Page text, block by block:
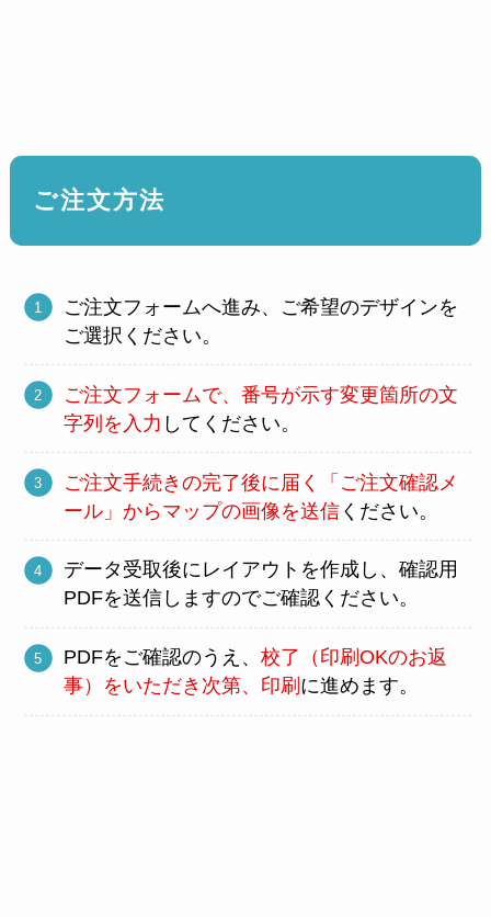
ご注文方法
ご注文フォームへ進み、ご希望のデザインを
ご選択ください。
ご注文フォームで、番号が示す変更箇所の文
字列を入力 してください。
ご注文手続きの完了後に届く「ご注文確認メ
ール」からマップの画像を送信 ください。
データ受取後にレイアウトを作成し、確認用
PDFを送信しますのでご確認ください。
PDFをご確認のうえ、校了（印刷OKのお返
事）をいただき次第、印刷 に進めます。